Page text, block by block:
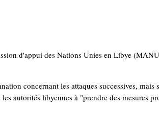
d'appui des Nations Unies en Libye
concernant les attaques successives,
autorités libyennes à "prendre des mesures